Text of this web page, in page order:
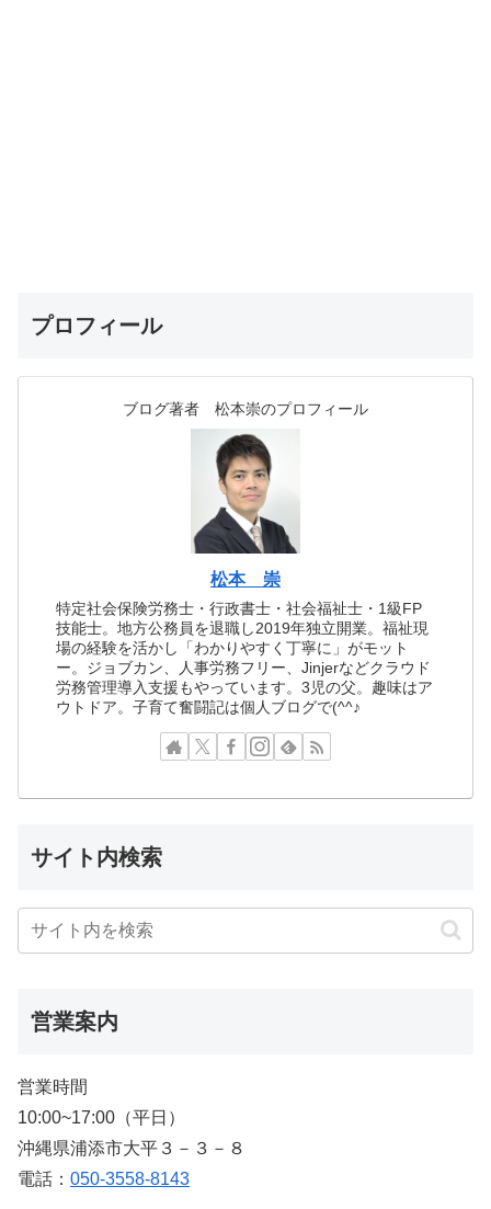
プロフィール
ブログ著者 松本崇のプロフィール
松本 崇
特定社会保険労務士・行政書士・社会福祉士・1級FP
技能士。地方公務員を退職し2019年独立開業。福祉現
場の経験を活かし「わかりやすく丁寧に」がモット
ー。ジョブカン、人事労務フリー、Jinjerなどクラウド
労務管理導入支援もやっています。3児の父。趣味はア
ウトドア。子育て奮闘記は個人ブログで(^^♪
サイト内検索
営業案内
営業時間
10:00~17:00（平日）
沖縄県浦添市大平３－３－８
電話： 050-3558-8143